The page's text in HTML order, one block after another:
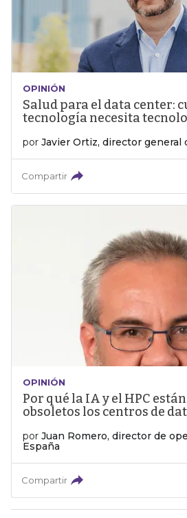
OPINIÓN
Salud para el data center:
tecnología necesita
por Javier Ortiz, director general
Compartir
OPINIÓN
Por qué la IA y el HPC
obsoletos los centros de
por Juan Romero, director de
España
Compartir